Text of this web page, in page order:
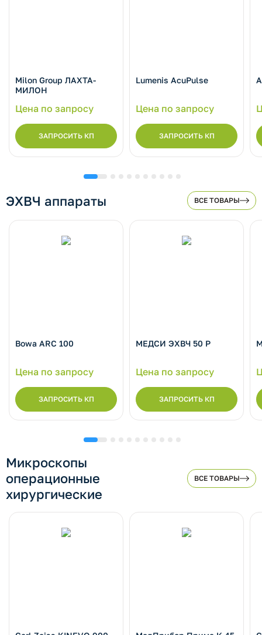
Milon Group ЛАХТА-
МИЛОН
Цена по запросу
ЗАПРОСИТЬ КП
Lumenis AcuPulse
Цена по запросу
ЗАПРОСИТЬ КП
ЭХВЧ аппараты ВСЕ ТОВАРЫ
Bowa ARC 100
Цена по запросу
ЗАПРОСИТЬ КП
МЕДСИ ЭХВЧ 50 Р
Цена по запросу
ЗАПРОСИТЬ КП
Микроскопы
операционные
хирургические
ВСЕ ТОВАРЫ